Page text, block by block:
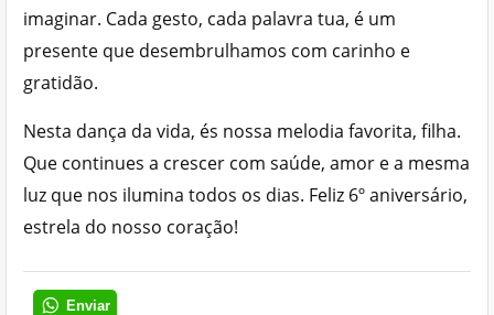
imaginar. Cada gesto, cada palavra tua, é um
presente que desembrulhamos com carinho e
gratidão.
Nesta dança da vida, és nossa melodia favorita, filha.
Que continues a crescer com saúde, amor e a mesma
luz que nos ilumina todos os dias. Feliz 6º aniversário,
estrela do nosso coração!
Enviar